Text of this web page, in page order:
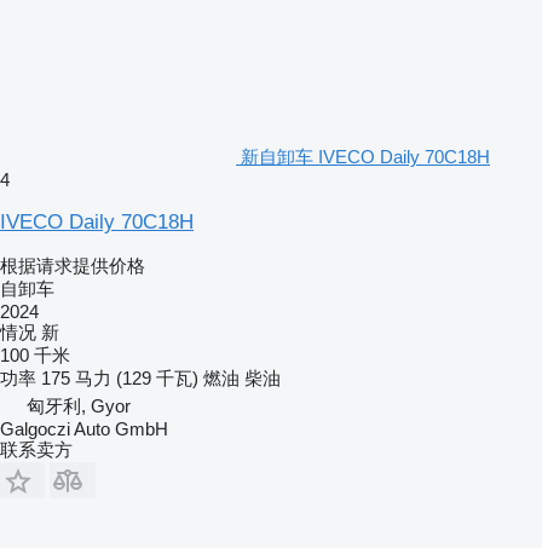
新自卸车 IVECO Daily 70C18H
4
IVECO Daily 70C18H
根据请求提供价格
自卸车
2024
情况 新
100 千米
功率 175 马力 (129 千瓦) 燃油 柴油
匈牙利, Gyor
Galgoczi Auto GmbH
联系卖方